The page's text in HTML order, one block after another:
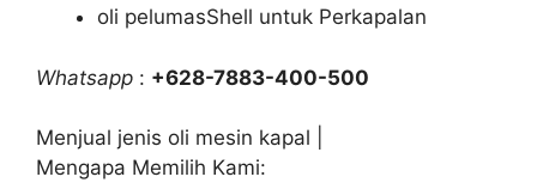
oli pelumasShell untuk Perkapalan
Whatsapp : +628-7883-400-500
Menjual jenis oli mesin kapal |
Mengapa Memilih Kami: